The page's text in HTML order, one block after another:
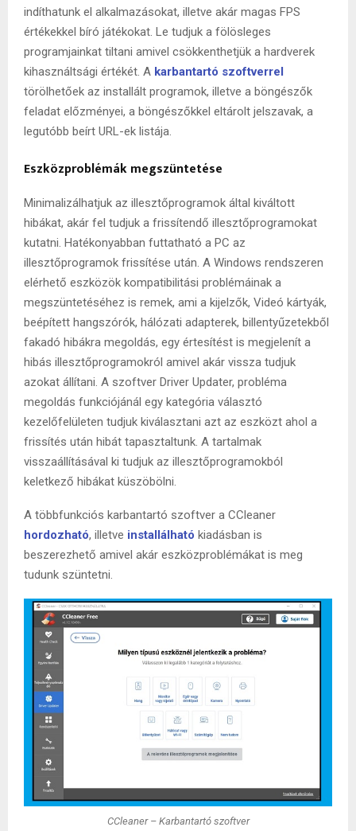
indíthatunk el alkalmazásokat, illetve akár magas FPS
értékekkel bíró játékokat. Le tudjuk a fölösleges
programjainkat tiltani amivel csökkenthetjük a hardverek
kihasználtsági értékét. A karbantartó szoftverrel
törölhetőek az installált programok, illetve a böngészők
feladat előzményei, a böngészőkkel eltárolt jelszavak, a
legutóbb beírt URL-ek listája.
Eszközproblémák megszüntetése
Minimalizálhatjuk az illesztőprogramok által kiváltott
hibákat, akár fel tudjuk a frissítendő illesztőprogramokat
kutatni. Hatékonyabban futtatható a PC az
illesztőprogramok frissítése után. A Windows rendszeren
elérhető eszközök kompatibilitási problémáinak a
megszüntetéséhez is remek, ami a kijelzők, Videó kártyák,
beépített hangszórók, hálózati adapterek, billentyűzetekből
fakadó hibákra megoldás, egy értesítést is megjelenít a
hibás illesztőprogramokról amivel akár vissza tudjuk
azokat állítani. A szoftver Driver Updater, probléma
megoldás funkciójánál egy kategória választó
kezelőfelületen tudjuk kiválasztani azt az eszközt ahol a
frissítés után hibát tapasztaltunk. A tartalmak
visszaállításával ki tudjuk az illesztőprogramokból
keletkező hibákat küszöbölni.
A többfunkciós karbantartó szoftver a CCleaner
hordozható, illetve installálható kiadásban is
beszerezhető amivel akár eszközproblémákat is meg
tudunk szüntetni.
CCleaner – Karbantartó szoftver